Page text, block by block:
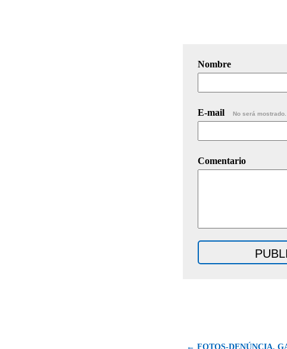
Nombre
E-mail No será mostrado.
Comentario
← FOTOS-DENÚNCIA,